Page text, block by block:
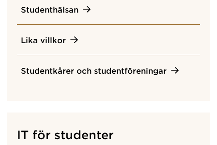
Studenthälsan
Lika villkor
Studentkårer och studentföreningar
IT för studenter